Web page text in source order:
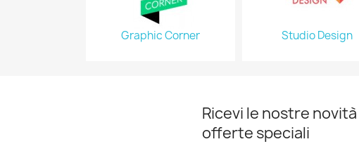
Graphic Corner Studio Design
Ricevi le nostre novità
offerte speciali